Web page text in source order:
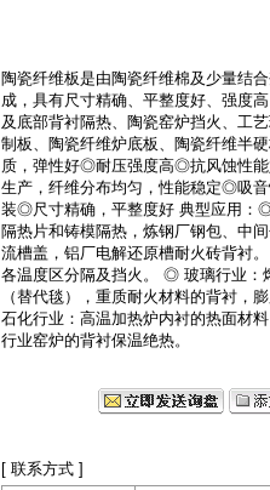
陶瓷纤维板是由陶瓷纤维棉及少量结
成，具有尺寸精确、平整度好、强度
及底部背衬隔热、陶瓷窑炉挡火、工
制板、陶瓷纤维炉底板、陶瓷纤维半
质，弹性好◎耐压强度高◎抗风蚀性
生产，纤维分布均匀，性能稳定◎吸
装◎尺寸精确，平整度好 典型应用：
隔热片和铸模隔热，炼钢厂钢包、中
流槽盖，铝厂电解还原槽耐火砖背衬
各温度区分隔及挡火。 ◎ 玻璃行业
（替代毯），重质耐火材料的背衬
石化行业：高温加热炉内衬的热面材
行业窑炉的背衬保温绝热。
[ 联系方式 ]